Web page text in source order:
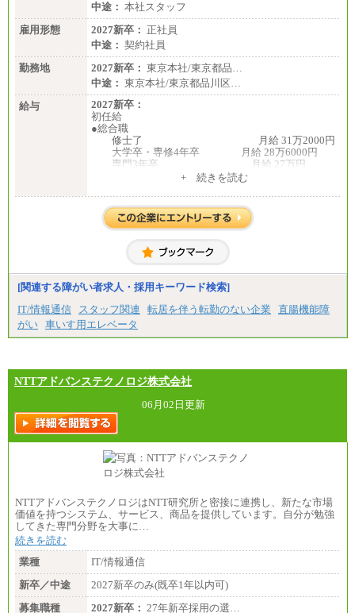
中途： 本社スタッフ
雇用形態
2027新卒： 正社員
中途： 契約社員
勤務地
2027新卒： 東京本社/東京都品…
中途： 東京本社/東京都品川区…
給与
2027新卒：
初任給
●総合職
修士了 月給 31万2000円
大学卒・専修4年卒 月給 28万6000円
専門3年卒 月給 27万円
専門2年・短大・高専卒 月給 26万円
経験・能力を考慮のうえ、当社規程に基づき決定い
たします。
大学卒 月給 25万3000
中途：
月給250,000円～300,000円
※ご経験を考慮の上決定します
※試用期間はありません
+ 続きを読む
[関連する障がい者求人・採用キーワード検索]
IT/情報通信
スタッフ関連 転居を伴う転勤のない企業
直腸機能障
がい 車いす用エレベータ
NTTアドバンステクノロジ株式会社
06月02日更新
NTTアドバンステクノロジはNTT研究所と密接に連携し、新たな市場
価値を持つシステム、サービス、商品を提供しています。自分が勉強
してきた専門分野を大事に…
続きを読む
業種
IT/情報通信
新卒／中途
2027新卒のみ(既卒1年以内可)
募集職種
2027新卒： 27年新卒採用の選…